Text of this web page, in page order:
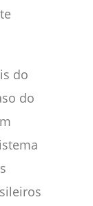
do
do